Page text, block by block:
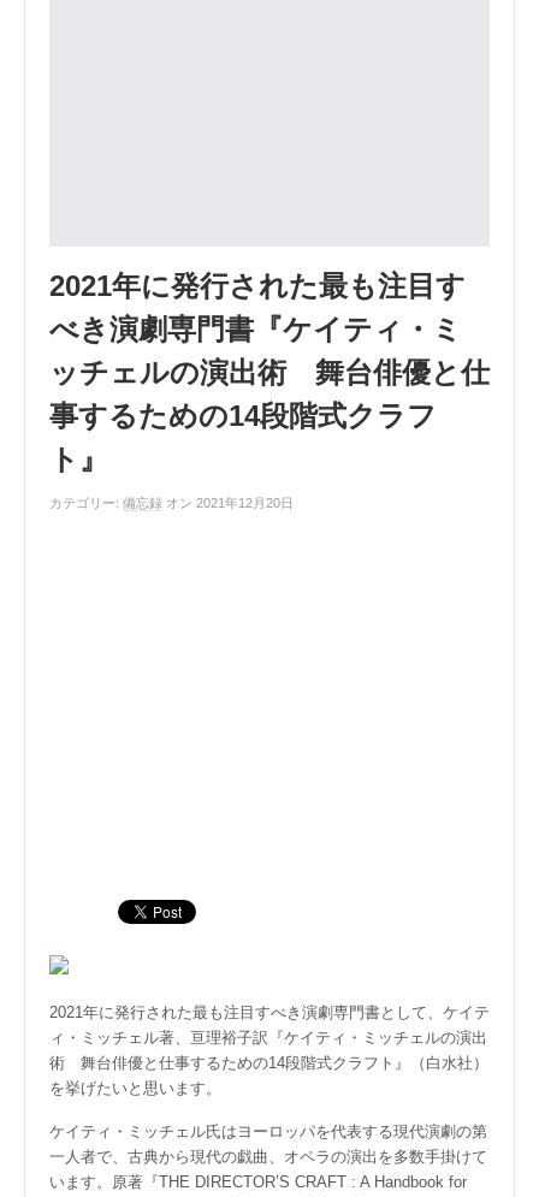
2021年に発行された最も注目す
べき演劇専門書『ケイティ・ミ
ッチェルの演出術 舞台俳優と仕
事するための14段階式クラフ
ト』
カテゴリー: 備忘録 オン 2021年12月20日
2021年に発行された最も注目すべき演劇専門書として、ケイテ
ィ・ミッチェル著、亘理裕子訳『ケイティ・ミッチェルの演出
術 舞台俳優と仕事するための14段階式クラフト』（白水社）
を挙げたいと思います。
ケイティ・ミッチェル氏はヨーロッパを代表する現代演劇の第
一人者で、古典から現代の戯曲、オペラの演出を多数手掛けて
います。原著『THE DIRECTOR’S CRAFT : A Handbook for